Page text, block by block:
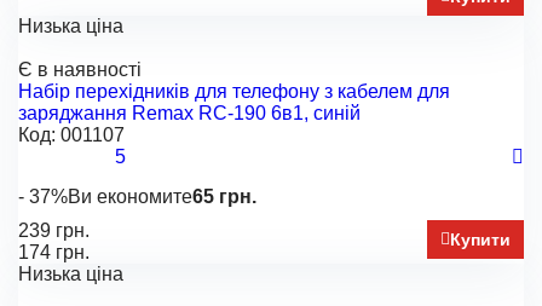
Низька ціна
Є в наявності
Набір перехідників для телефону з кабелем для
заряджання Remax RC-190 6в1, синій
Код: 001107
5
- 37%Ви економите65 грн.
239 грн.
174 грн.
Купити
Низька ціна